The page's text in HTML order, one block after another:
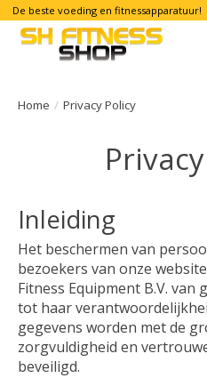
De beste voeding en fitnessapparatuur!
Home / Privacy Policy
Inleiding
Het beschermen van
bezoekers van onze
Fitness Equipment B.V.
tot haar
gegevens worden met de
zorgvuldigheid en
beveiligd.